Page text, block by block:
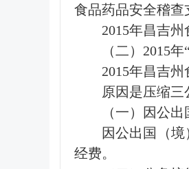
食品药品安全稽查
2015年昌吉州
（二）2015
2015年昌吉
原因是压缩三
（一）因公
因公出国（
经费。